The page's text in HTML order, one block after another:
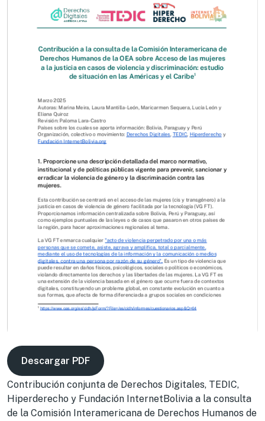
Descargar PDF
Contribución conjunta de Derechos Digitales, TEDIC,
Hiperderecho y Fundación InternetBolivia a la consulta
de la Comisión Interamericana de Derechos Humanos de